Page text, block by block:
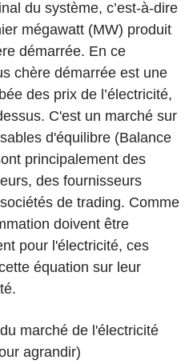
du système, c’est-à-dire
mégawatt (MW) produit
démarrée. En ce
chère démarrée est une
des prix de l’électricité,
C'est un marché sur
d'équilibre (Balance
principalement des
des fournisseurs
de trading. Comme
doivent être
pour l'électricité, ces
équation sur leur